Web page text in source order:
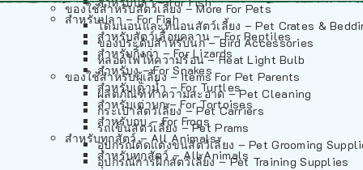
ของใช้สำหรับสัตว์เลี้ยง – More For Pets
โดมนอนและที่นอนสัตว์เลี้ยง – Pet Crates &
ของประดับสำหรับนก – Bird Accessories
หลอดไฟให้ความร้อน – Heat Light Bulb
ของใช้สำหรับผู้เลี้ยง – Items For Pet Parents
ผลิตภัณฑ์ทำความสะอาด – Pet Cleaning
กระเป๋าสัตว์เลี้ยง – Pet Carriers
รถเข็นสัตว์เลี้ยง – Pet Prams
อุปกรณ์ตัดแต่งขนสัตว์เลี้ยง – Pet Grooming
อุปกรณ์การฝึกสัตว์เลี้ยง – Pet Training Supplies
สำหรับปลา – For Fish
สำหรับสัตว์เลื้อยคลาน – For Reptiles
สำหรับกิ้งก่า – For Lizards
สำหรับงู – For Snakes
สำหรับเต่าน้ำ – For Turtles
สำหรับเต่าบก – For Tortoises
สำหรับกบ – For Frogs
สำหรับทุกสัตว์ – All Animals
สำหรับทุกสัตว์ – All Animals